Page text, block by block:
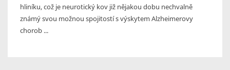
hliníku, což je neurotický kov již nějakou dobu nechvalně
známý svou možnou spojitostí s výskytem Alzheimerovy
chorob ...